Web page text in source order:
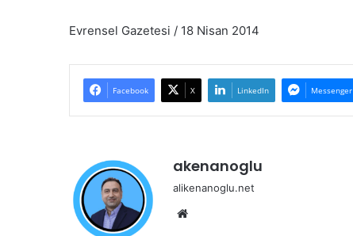
Evrensel Gazetesi / 18 Nisan 2014
Facebook X LinkedIn Messenger
akenanoglu
alikenanoglu.net